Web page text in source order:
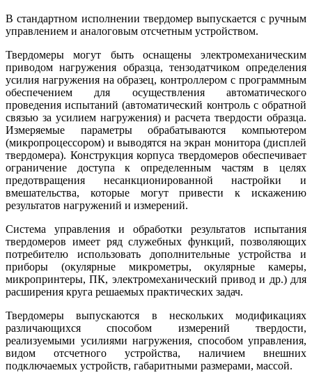
В стандартном исполнении твердомер выпускается с ручным
управлением и аналоговым отсчетным устройством.
Твердомеры могут быть оснащены электромеханическим
приводом нагружения образца, тензодатчиком определения
усилия нагружения на образец, контроллером с программным
обеспечением для осуществления автоматического
проведения испытаний (автоматический контроль с обратной
связью за усилием нагружения) и расчета твердости образца.
Измеряемые параметры обрабатываются компьютером
(микропроцессором) и выводятся на экран монитора (дисплей
твердомера). Конструкция корпуса твердомеров обеспечивает
ограничение доступа к определенным частям в целях
предотвращения несанкционированной настройки и
вмешательства, которые могут привести к искажению
результатов нагружений и измерений.
Система управления и обработки результатов испытания
твердомеров имеет ряд служебных функций, позволяющих
потребителю использовать дополнительные устройства и
приборы (окулярные микрометры, окулярные камеры,
микропринтеры, ПК, электромеханический привод и др.) для
расширения круга решаемых практических задач.
Твердомеры выпускаются в нескольких модификациях
различающихся способом измерений твердости,
реализуемыми усилиями нагружения, способом управления,
видом отсчетного устройства, наличием внешних
подключаемых устройств, габаритными размерами, массой.